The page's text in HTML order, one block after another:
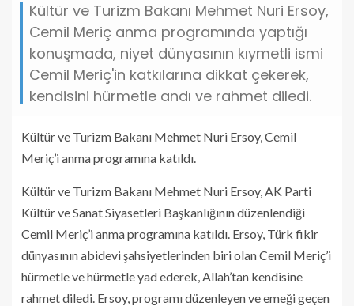
Kültür ve Turizm Bakanı Mehmet Nuri Ersoy,
Cemil Meriç anma programında yaptığı
konuşmada, niyet dünyasının kıymetli ismi
Cemil Meriç'in katkılarına dikkat çekerek,
kendisini hürmetle andı ve rahmet diledi.
Kültür ve Turizm Bakanı Mehmet Nuri Ersoy, Cemil
Meriç’i anma programına katıldı.
Kültür ve Turizm Bakanı Mehmet Nuri Ersoy, AK Parti
Kültür ve Sanat Siyasetleri Başkanlığının düzenlendiği
Cemil Meriç’i anma programına katıldı. Ersoy, Türk fikir
dünyasının abidevi şahsiyetlerinden biri olan Cemil Meriç’i
hürmetle ve hürmetle yad ederek, Allah’tan kendisine
rahmet diledi. Ersoy, programı düzenleyen ve emeği geçen